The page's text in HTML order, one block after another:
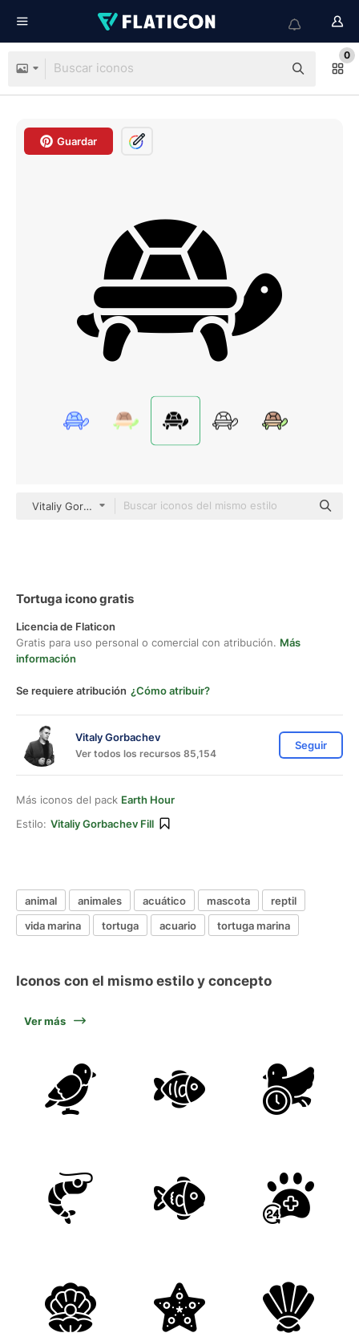
0
Guardar
Vitaliy Gorbachev Fill
Tortuga icono gratis
Licencia de Flaticon
Gratis para uso personal o comercial con atribución. Más
información
Se requiere atribución ¿Cómo atribuir?
Vitaly Gorbachev
Ver todos los recursos 85,154
Seguir
Más iconos del pack Earth Hour
Estilo: Vitaliy Gorbachev Fill
animal animales acuático mascota
reptil
vida marina
tortuga acuario tortuga marina
Iconos con el mismo estilo y concepto
Ver más